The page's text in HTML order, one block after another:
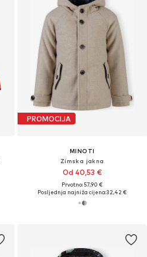
PROMOCIJA
MINOTI
Zimska jakna
Od 40,53 €
Prvotno: 57,90 €
Posljednja najniža cijena:32,42 €